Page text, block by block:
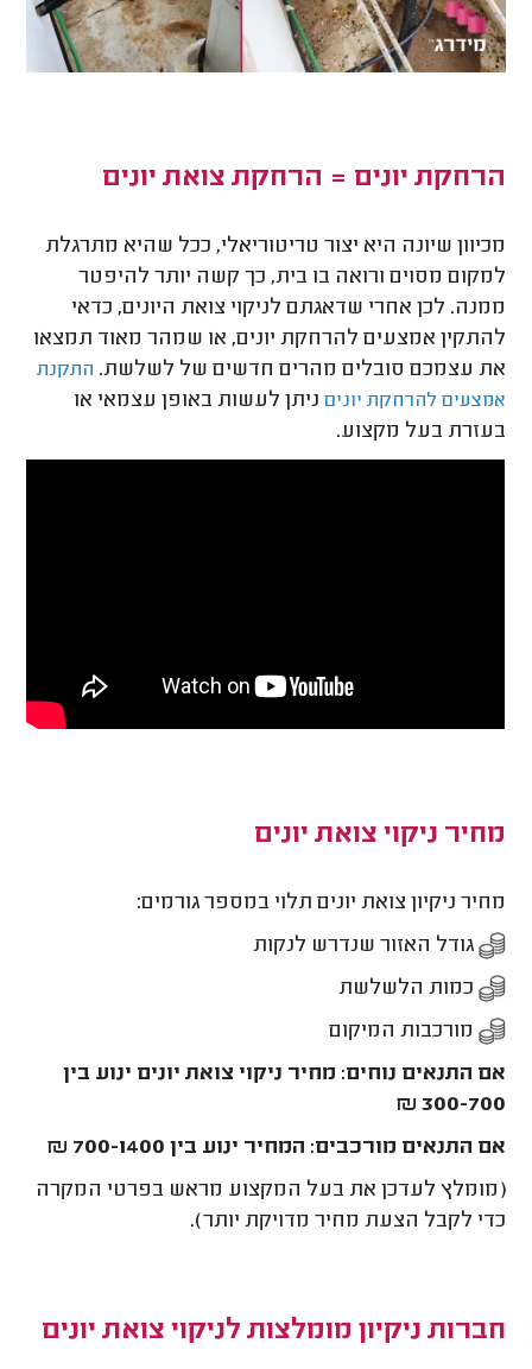
הרחקת יונים = הרחקת צואת יונים
מכיוון שיונה היא יצור טריטוריאלי, ככל שהיא מתרגלת
למקום מסוים ורואה בו בית, כך קשה יותר להיפטר
ממנה. לכן אחרי שדאגתם לניקוי צואת היונים, כדאי
להתקין אמצעים להרחקת יונים, או שמהר מאוד תמצאו
את עצמכם סובלים מהרים חדשים של לשלשת. התקנת
אמצעים להרחקת יונים ניתן לעשות באופן עצמאי או
בעזרת בעל מקצוע.
מחיר ניקוי צואת יונים
מחיר ניקיון צואת יונים תלוי במספר גורמים:
גודל האזור שנדרש לנקות
כמות הלשלשת
מורכבות המיקום
אם התנאים נוחים: מחיר ניקוי צואת יונים ינוע בין
300-700 ₪
אם התנאים מורכבים: המחיר ינוע בין 700-1400 ₪
(מומלץ לעדכן את בעל המקצוע מראש בפרטי המקרה
כדי לקבל הצעת מחיר מדויקת יותר).
חברות ניקיון מומלצות לניקוי צואת יונים